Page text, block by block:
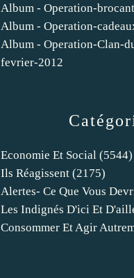
Economie Et Social (5544)
Ils Réagissent (2175)
Alertes- Ce Que Vous
Les Indignés D'ici Et
Consommer Et Agir
Album - Operation-
Album - Operation-
Album - Operation-Clan-
fevrier-2012